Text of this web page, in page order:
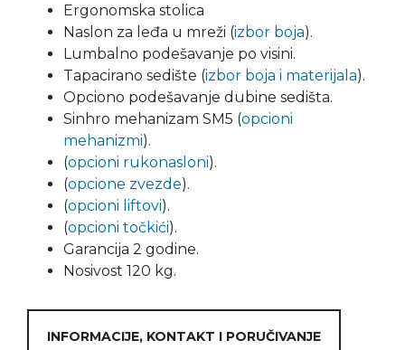
Ergonomska stolica
Naslon za leđa u mreži (izbor boja).
Lumbalno podešavanje po visini.
Tapacirano sedište (izbor boja i materijala).
Opciono podešavanje dubine sedišta.
Sinhro mehanizam SM5 (opcioni
mehanizmi).
(opcioni rukonasloni).
(opcione zvezde).
(opcioni liftovi).
(opcioni točkići).
Garancija 2 godine.
Nosivost 120 kg.
INFORMACIJE, KONTAKT I PORUČIVANJE